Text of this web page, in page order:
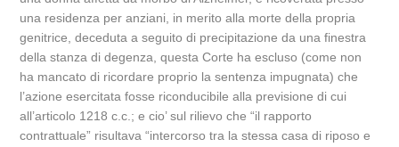
una residenza per anziani, in merito alla morte della propria
genitrice, deceduta a seguito di precipitazione da una finestra
della stanza di degenza, questa Corte ha escluso (come non
ha mancato di ricordare proprio la sentenza impugnata) che
l’azione esercitata fosse riconducibile alla previsione di cui
all’articolo 1218 c.c.; e cio’ sul rilievo che “il rapporto
contrattuale” risultava “intercorso tra la stessa casa di riposo e